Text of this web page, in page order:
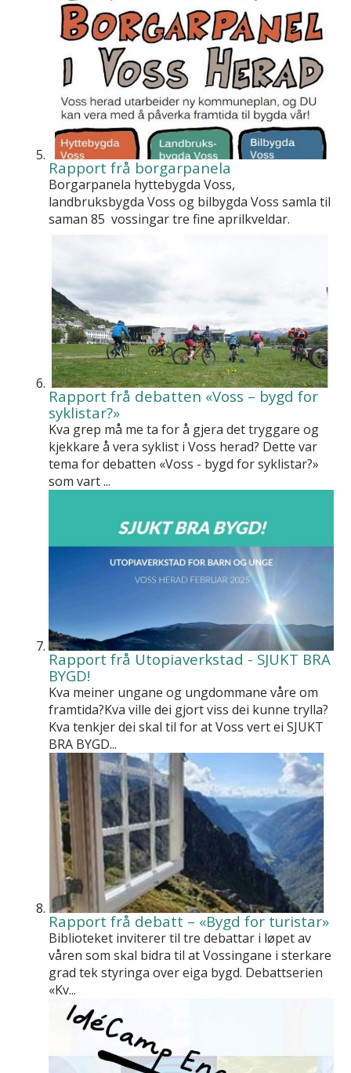
Rapport frå borgarpanela
Borgarpanela hyttebygda Voss,
landbruksbygda Voss og bilbygda Voss samla til
saman 85 vossingar tre fine aprilkveldar.
Rapport frå debatten «Voss – bygd for
syklistar?»
Kva grep må me ta for å gjera det tryggare og
kjekkare å vera syklist i Voss herad? Dette var
tema for debatten «Voss - bygd for syklistar?»
som vart ...
Rapport frå Utopiaverkstad - SJUKT BRA
BYGD!
Kva meiner ungane og ungdommane våre om
framtida?Kva ville dei gjort viss dei kunne trylla?
Kva tenkjer dei skal til for at Voss vert ei SJUKT
BRA BYGD...
Rapport frå debatt – «Bygd for turistar»
Biblioteket inviterer til tre debattar i løpet av
våren som skal bidra til at Vossingane i sterkare
grad tek styringa over eiga bygd. Debattserien
«Kv...